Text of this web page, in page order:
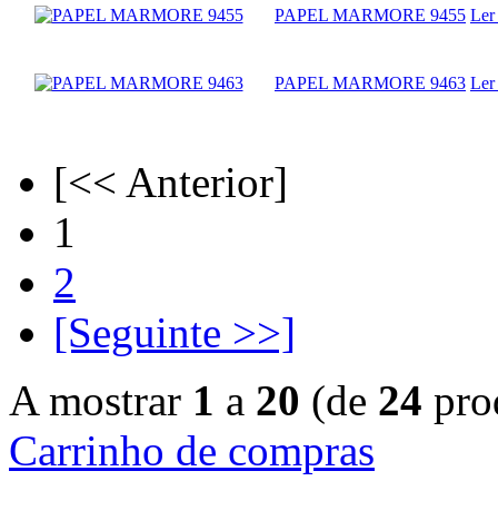
PAPEL MARMORE 9455 Ler
PAPEL MARMORE 9463 Ler
[<< Anterior]
1
2
[Seguinte >>]
A mostrar 1 a 20 (de 24
Carrinho de compras